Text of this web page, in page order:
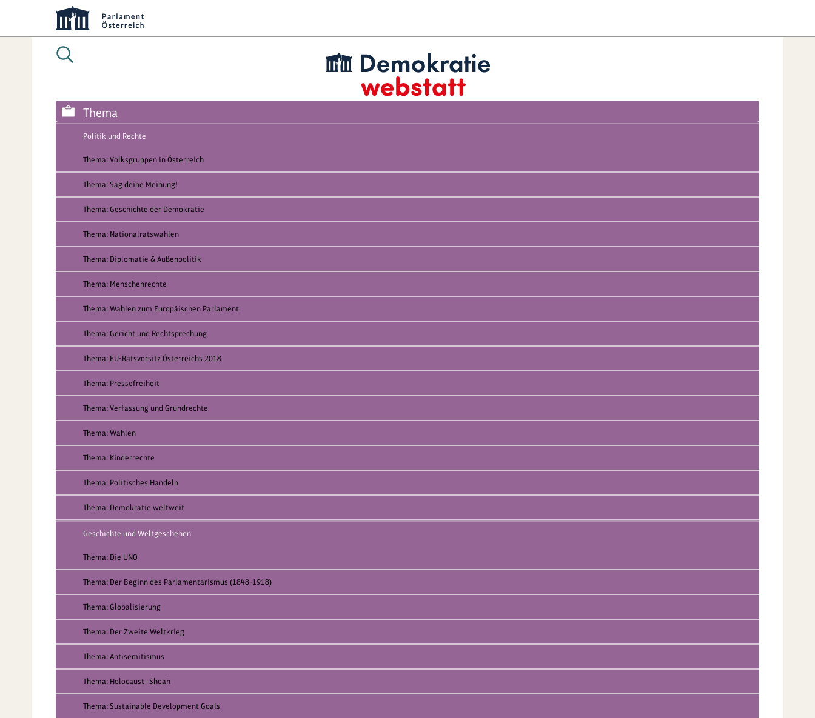
Thema
Politik und Rechte
Thema: Volksgruppen in Österreich
Thema: Sag deine Meinung!
Thema: Geschichte der Demokratie
Thema: Nationalratswahlen
Thema: Diplomatie & Außenpolitik
Thema: Menschenrechte
Thema: Wahlen zum Europäischen Parlament
Thema: Gericht und Rechtsprechung
Thema: EU-Ratsvorsitz Österreichs 2018
Thema: Pressefreiheit
Thema: Verfassung und Grundrechte
Thema: Wahlen
Thema: Kinderrechte
Thema: Politisches Handeln
Thema: Demokratie weltweit
Geschichte und Weltgeschehen
Thema: Die UNO
Thema: Der Beginn des Parlamentarismus (1848-1918)
Thema: Globalisierung
Thema: Der Zweite Weltkrieg
Thema: Antisemitismus
Thema: Holocaust—Shoah
Thema: Sustainable Development Goals